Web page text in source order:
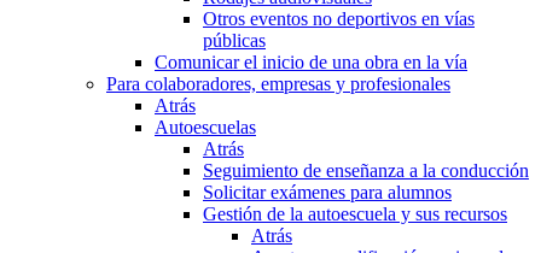
Otros eventos no deportivos en vías
públicas
Comunicar el inicio de una obra en la vía
Para colaboradores, empresas y profesionales
Atrás
Autoescuelas
Atrás
Seguimiento de enseñanza a la conducción
Solicitar exámenes para alumnos
Gestión de la autoescuela y sus recursos
Atrás